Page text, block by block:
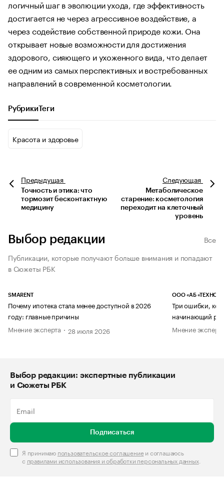
логичный шаг в эволюции ухода, где эффективность
достигается не через агрессивное воздействие, а
через содействие собственной природе кожи. Она
открывает новые возможности для достижения
здорового, сияющего и ухоженного вида, что делает
ее одним из самых перспективных и востребованных
направлений в современной косметологии.
Рубрики Теги
Красота и здоровье
Предыдущая
Точность и этика: что
тормозит бесконтактную
медицину
Следующая
Метаболическое
старение: косметология
переходит на клеточный
уровень
Выбор редакции
Все
Публикации, которые получают больше внимания и попадают
в Сюжеты РБК
SMARENT
Почему ипотека стала менее доступной в 2026
году: главные причины
Мнение эксперта
28 июля 2026
ООО «АБ
Три ошибки,
начинающий
Мнение
Выбор редакции: экспертные публикации
и Сюжеты РБК
Подписаться
Я принимаю пользовательское соглашениеи соглашаюсь
с правилами использования и обработки персональных данных.